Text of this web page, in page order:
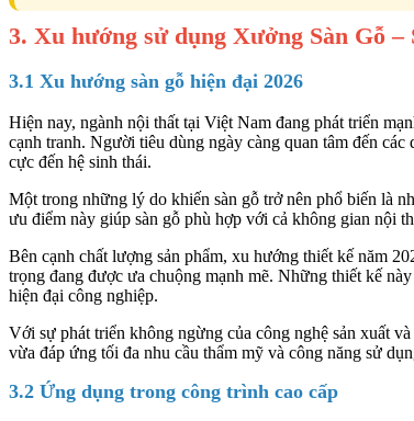
3. Xu hướng sử dụng Xưởng Sàn Gỗ
3.1 Xu hướng sàn gỗ hiện đại 2026
Hiện nay, ngành nội thất tại Việt Nam đang phát triển
cạnh tranh. Người tiêu dùng ngày càng quan tâm đến
cực đến hệ sinh thái.
Một trong những lý do khiến sàn gỗ trở nên phổ biến là
ưu điểm này giúp sàn gỗ phù hợp với cả không gian nội
Bên cạnh chất lượng sản phẩm, xu hướng thiết kế năm
trọng đang được ưa chuộng mạnh mẽ. Những thiết kế
hiện đại công nghiệp.
Với sự phát triển không ngừng của công nghệ sản xuất
vừa đáp ứng tối đa nhu cầu thẩm mỹ và công năng sử
3.2 Ứng dụng trong công trình cao cấp